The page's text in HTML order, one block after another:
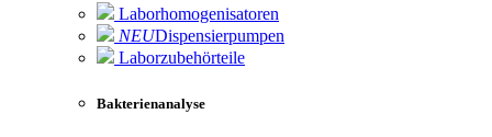
Laborhomogenisatoren
NEUDispensierpumpen
Laborzubehörteile
Bakterienanalyse